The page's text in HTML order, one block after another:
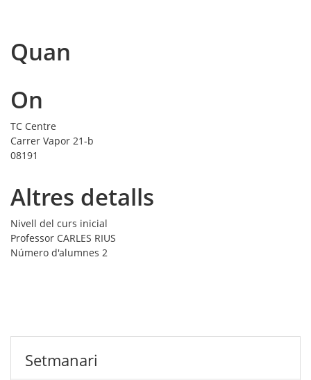
Quan
On
TC Centre
Carrer Vapor 21-b
08191
Altres detalls
Nivell del curs inicial
Professor CARLES RIUS
Número d'alumnes 2
Setmanari